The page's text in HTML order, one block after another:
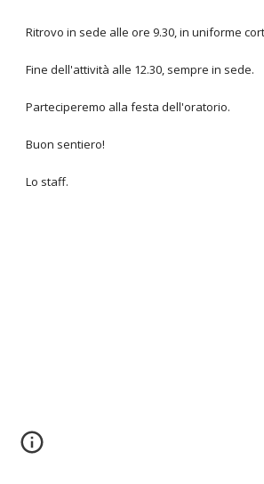
Ritrovo in sede alle ore 9.30, in uniforme
Fine dell'attività alle 12.30, sempre in sede.
Parteciperemo alla festa dell'oratorio.
Buon sentiero!
Lo staff.